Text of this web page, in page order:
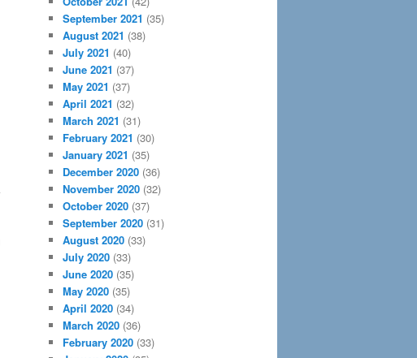
September 2021 (35)
August 2021 (38)
July 2021 (40)
June 2021 (37)
May 2021 (37)
April 2021 (32)
March 2021 (31)
February 2021 (30)
January 2021 (35)
December 2020 (36)
November 2020 (32)
October 2020 (37)
September 2020 (31)
August 2020 (33)
July 2020 (33)
June 2020 (35)
May 2020 (35)
April 2020 (34)
March 2020 (36)
February 2020 (33)